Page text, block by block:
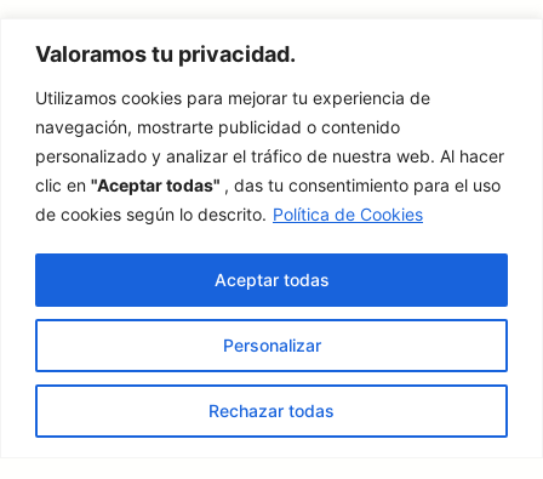
Valoramos tu privacidad.
Utilizamos cookies para mejorar tu experiencia de
navegación, mostrarte publicidad o contenido
personalizado y analizar el tráfico de nuestra web. Al hacer
clic en "Aceptar todas" , das tu consentimiento para el uso
de cookies según lo descrito. Política de Cookies
Personalizar
Rechazar todas
Aceptar todas
Síguenos en nuestras redes sociales
Instagram
Facebook
X YouTube
Copyright ©
Ateneo de
Palencia
· Todos los derechos